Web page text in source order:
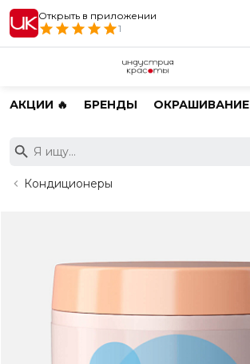
Открыть в приложении
1
АКЦИИ 🔥 БРЕНДЫ ОКРАШИВАНИЕ
Кондиционеры